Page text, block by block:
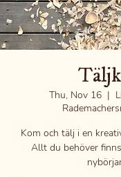
Thu, Nov 16
  |
Kom och tälj i en
Allt du behöver